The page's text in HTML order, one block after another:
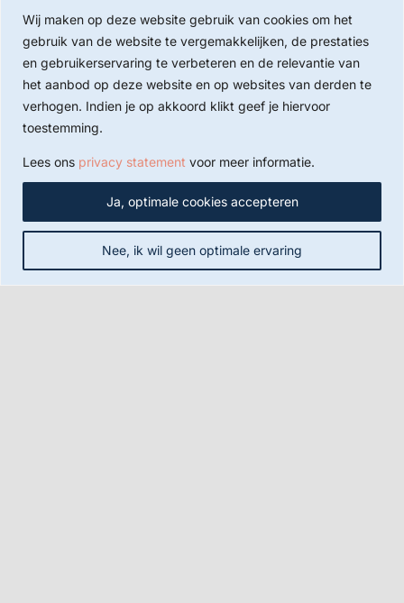
Wij maken op deze website gebruik van cookies om het
gebruik van de website te vergemakkelijken, de prestaties
en gebruikerservaring te verbeteren en de relevantie van
het aanbod op deze website en op websites van derden te
verhogen. Indien je op akkoord klikt geef je hiervoor
toestemming.
Lees ons privacy statement voor meer informatie.
Nee, ik wil geen optimale ervaring
Ja, optimale cookies accepteren
Home
Fitis Inhuursupport
Directie & senior management
Projectmanagement
Human Resources
Marketing & Communicatie
Finance
Opdrachtgevers
ZZP / freelance
Over Fitis Interim